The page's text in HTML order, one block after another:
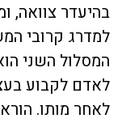
בהיעדר צוואה,
למדרג קרובי
המסלול השני
לאדם לקבוע
לאחר מותו.